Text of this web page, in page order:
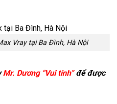
Vray tại Ba Đình, Hà Nội
Mr. Dương “Vui tính”để được